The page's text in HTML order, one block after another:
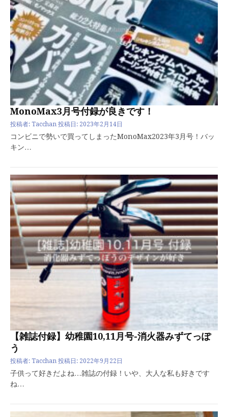
MonoMax3月号付録が良きです！
投稿者: Tacchan 投稿日: 2023年2月14日
コンビニで勢いで買ってしまったMonoMax2023年3月号！バッ
キン…
【雑誌付録】幼稚園10,11月号-消火器みずてっぽ
う
投稿者: Tacchan 投稿日: 2022年9月22日
子供って好きだよね…雑誌の付録！いや、大人な私も好きです
ね…